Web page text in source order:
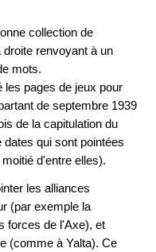
collection de
renvoyant à un
mots.
les pages de jeux pour
de septembre 1939
de la capitulation du
qui sont pointées
d'entre elles).
les alliances
(par exemple la
forces de l'Axe), et
(comme à Yalta). Ce